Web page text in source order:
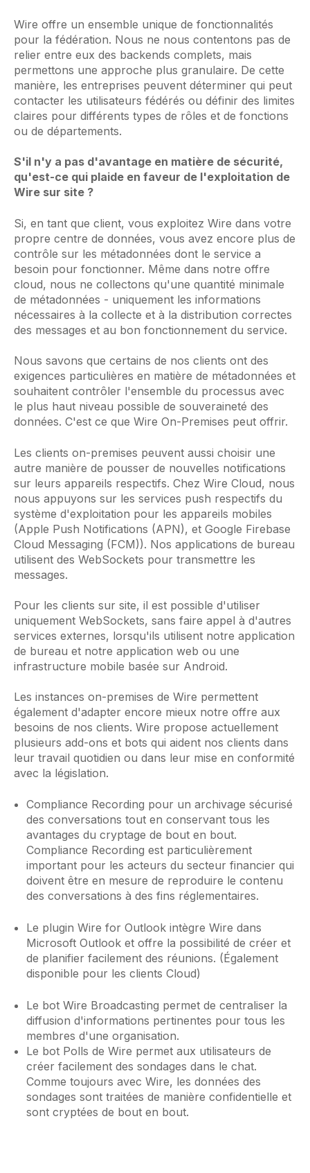
Wire offre un ensemble unique de fonctionnalités
pour la fédération. Nous ne nous contentons pas de
relier entre eux des backends complets, mais
permettons une approche plus granulaire. De cette
manière, les entreprises peuvent déterminer qui peut
contacter les utilisateurs fédérés ou définir des limites
claires pour différents types de rôles et de fonctions
ou de départements.
S'il n'y a pas d'avantage en matière de sécurité,
qu'est-ce qui plaide en faveur de l'exploitation de
Wire sur site ?
Si, en tant que client, vous exploitez Wire dans votre
propre centre de données, vous avez encore plus de
contrôle sur les métadonnées dont le service a
besoin pour fonctionner. Même dans notre offre
cloud, nous ne collectons qu'une quantité minimale
de métadonnées - uniquement les informations
nécessaires à la collecte et à la distribution correctes
des messages et au bon fonctionnement du service.
Nous savons que certains de nos clients ont des
exigences particulières en matière de métadonnées et
souhaitent contrôler l'ensemble du processus avec
le plus haut niveau possible de souveraineté des
données. C'est ce que Wire On-Premises peut offrir.
Les clients on-premises peuvent aussi choisir une
autre manière de pousser de nouvelles notifications
sur leurs appareils respectifs. Chez Wire Cloud, nous
nous appuyons sur les services push respectifs du
système d'exploitation pour les appareils mobiles
(Apple Push Notifications (APN), et Google Firebase
Cloud Messaging (FCM)). Nos applications de bureau
utilisent des WebSockets pour transmettre les
messages.
Pour les clients sur site, il est possible d'utiliser
uniquement WebSockets, sans faire appel à d'autres
services externes, lorsqu'ils utilisent notre application
de bureau et notre application web ou une
infrastructure mobile basée sur Android.
Les instances on-premises de Wire permettent
également d'adapter encore mieux notre offre aux
besoins de nos clients. Wire propose actuellement
plusieurs add-ons et bots qui aident nos clients dans
leur travail quotidien ou dans leur mise en conformité
avec la législation.
Compliance Recording pour un archivage sécurisé
des conversations tout en conservant tous les
avantages du cryptage de bout en bout.
Compliance Recording est particulièrement
important pour les acteurs du secteur financier qui
doivent être en mesure de reproduire le contenu
des conversations à des fins réglementaires.
Le plugin Wire for Outlook intègre Wire dans
Microsoft Outlook et offre la possibilité de créer et
de planifier facilement des réunions. (Également
disponible pour les clients Cloud)
Le bot Wire Broadcasting permet de centraliser la
diffusion d'informations pertinentes pour tous les
membres d'une organisation.
Le bot Polls de Wire permet aux utilisateurs de
créer facilement des sondages dans le chat.
Comme toujours avec Wire, les données des
sondages sont traitées de manière confidentielle et
sont cryptées de bout en bout.